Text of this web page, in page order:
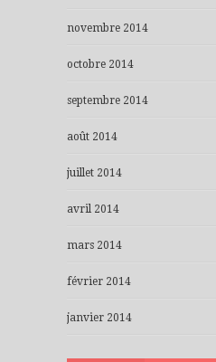
novembre 2014
octobre 2014
septembre 2014
août 2014
juillet 2014
avril 2014
mars 2014
février 2014
janvier 2014